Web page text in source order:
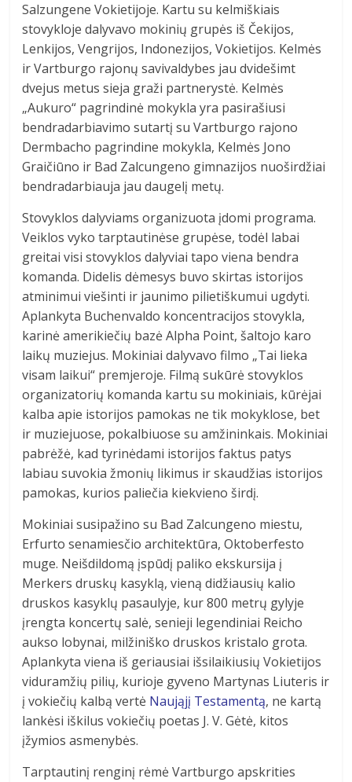
Salzungene Vokietijoje. Kartu su kelmiškiais
stovykloje dalyvavo mokinių grupės iš Čekijos,
Lenkijos, Vengrijos, Indonezijos, Vokietijos. Kelmės
ir Vartburgo rajonų savivaldybes jau dvidešimt
dvejus metus sieja graži partnerystė. Kelmės
„Aukuro“ pagrindinė mokykla yra pasirašiusi
bendradarbiavimo sutartį su Vartburgo rajono
Dermbacho pagrindine mokykla, Kelmės Jono
Graičiūno ir Bad Zalcungeno gimnazijos nuoširdžiai
bendradarbiauja jau daugelį metų.
Stovyklos dalyviams organizuota įdomi programa.
Veiklos vyko tarptautinėse grupėse, todėl labai
greitai visi stovyklos dalyviai tapo viena bendra
komanda. Didelis dėmesys buvo skirtas istorijos
atminimui viešinti ir jaunimo pilietiškumui ugdyti.
Aplankyta Buchenvaldo koncentracijos stovykla,
karinė amerikiečių bazė Alpha Point, šaltojo karo
laikų muziejus. Mokiniai dalyvavo filmo „Tai lieka
visam laikui“ premjeroje. Filmą sukūrė stovyklos
organizatorių komanda kartu su mokiniais, kūrėjai
kalba apie istorijos pamokas ne tik mokyklose, bet
ir muziejuose, pokalbiuose su amžininkais. Mokiniai
pabrėžė, kad tyrinėdami istorijos faktus patys
labiau suvokia žmonių likimus ir skaudžias istorijos
pamokas, kurios paliečia kiekvieno širdį.
Mokiniai susipažino su Bad Zalcungeno miestu,
Erfurto senamiesčio architektūra, Oktoberfesto
muge. Neišdildomą įspūdį paliko ekskursija į
Merkers druskų kasyklą, vieną didžiausių kalio
druskos kasyklų pasaulyje, kur 800 metrų gylyje
įrengta koncertų salė, senieji legendiniai Reicho
aukso lobynai, milžiniško druskos kristalo grota.
Aplankyta viena iš geriausiai išsilaikiusių Vokietijos
viduramžių pilių, kurioje gyveno Martynas Liuteris ir
į vokiečių kalbą vertė Naująjį Testamentą, ne kartą
lankėsi iškilus vokiečių poetas J. V. Gėtė, kitos
įžymios asmenybės.
Tarptautinį renginį rėmė Vartburgo apskrities